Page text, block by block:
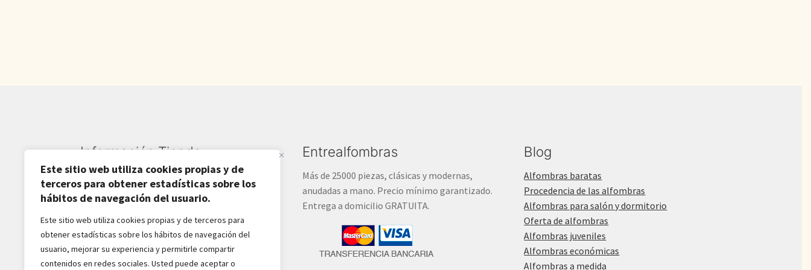
Este sitio web utiliza cookies propias y de
terceros para obtener estadísticas sobre los
hábitos de navegación del usuario.
Este sitio web utiliza cookies propias y de terceros para
obtener estadísticas sobre los hábitos de navegación del
usuario, mejorar su experiencia y permitirle compartir
contenidos en redes sociales. Usted puede aceptar o
Información Tienda
Sardarán SL CIF: B82809781
Av. Pirineos 27, Nave 6
San Sebastián de los Reyes
28703-Madrid - España
916516162 - 628518856
jaba2288@gmail.com
Entrealfombras
Más de 25000 piezas, clásicas y modernas,
anudadas a mano. Precio mínimo garantizado.
Entrega a domicilio GRATUITA.
Blog
Alfombras baratas
Procedencia de las alfombras
Alfombras para salón y dormitorio
Oferta de alfombras
Alfombras juveniles
Alfombras económicas
Alfombras a medida